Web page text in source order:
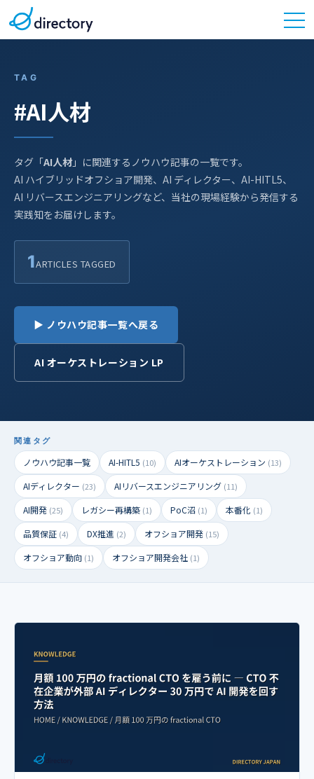
TAG
#AI人材
タグ「AI人材」に関連するノウハウ記事の一覧です。
AI ハイブリッドオフショア開発、AI ディレクター、AI-HITL5、
AI リバースエンジニアリングなど、当社の現場経験から発信する
実践知をお届けします。
1ARTICLES TAGGED
▶ ノウハウ記事一覧へ戻る
AI オーケストレーション LP
関連タグ
ノウハウ記事一覧 AI-HITL5 (10) AIオーケストレーション (13)
AIディレクター (23) AIリバースエンジニアリング (11)
AI開発 (25) レガシー再構築 (1) PoC沼 (1) 本番化 (1)
品質保証 (4) DX推進 (2) オフショア開発 (15)
オフショア動向 (1) オフショア開発会社 (1)